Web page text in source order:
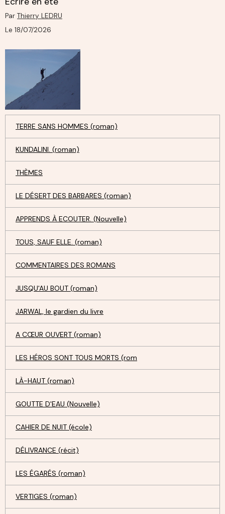
Par Thierry LEDRU
Le 18/07/2026
TERRE SANS HOMMES (roman)
KUNDALINI. (roman)
THÈMES
LE DÉSERT DES BARBARES (roman)
APPRENDS À ECOUTER. (Nouvelle)
TOUS, SAUF ELLE. (roman)
COMMENTAIRES DES ROMANS
JUSQU'AU BOUT (roman)
JARWAL, le gardien du livre
A CŒUR OUVERT (roman)
LES HÉROS SONT TOUS MORTS (rom
LÀ-HAUT (roman)
GOUTTE D'EAU (Nouvelle)
CAHIER DE NUIT (école)
DÉLIVRANCE (récit)
LES ÉGARÉS (roman)
VERTIGES (roman)